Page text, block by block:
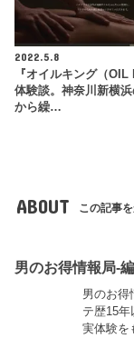
2022.5.8
『オイルキング（OIL
体験談。神奈川新横
から繰…
ABOUT この記事
男のお得情報局-
男のお得
テ歴15
実体験を